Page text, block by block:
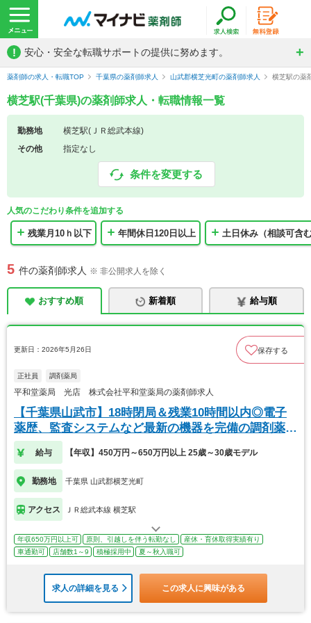
! 安心・安全な転職サポートの提供に努めます。
薬剤師の求人・転職TOP 千葉県の薬剤師求人 山武郡横芝光町の薬剤師求人 横芝駅の薬
横芝駅(千葉県)の薬剤師求人・転職情報一覧
勤務地
横芝駅(ＪＲ総武本線)
その他
指定なし
条件を変更する
人気のこだわり条件を追加する
残業月10ｈ以下 年間休日120日以上 土日休み（相談可含
5 件の薬剤師求人 ※ 非公開求人を除く
おすすめ順 新着順 給与順
更新日：2026年5月26日 保存する
正社員 調剤薬局
平和堂薬局 光店 株式会社平和堂薬局の薬剤師求人
【千葉県山武市】18時閉局＆残業10時間以内◎電子
薬歴、監査システムなど最新の機器を完備の調剤薬
局。
給与 【年収】450万円～650万円以上 25歳～30歳モデル
勤務地 千葉県 山武郡横芝光町
アクセス ＪＲ総武本線 横芝駅
年収650万円以上可 原則、引越しを伴う転勤なし
産休・育休取得実績有り
車通勤可
店舗数1～9 積極採用中 夏～秋入職可
求人の詳細を見る この求人に興味がある